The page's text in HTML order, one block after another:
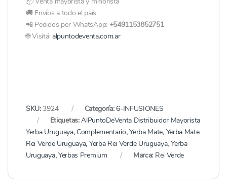
🚚 Envíos a todo el país
📲 Pedidos por WhatsApp: +5491153852751
🌐 Visitá: alpuntodeventa.com.ar
SKU: 3924 Categoría:6-INFUSIONES
Etiquetas:AlPuntoDeVenta Distribuidor Mayorista
Yerba Uruguaya, Complementario,Yerba Mate, Yerba Mate
Rei Verde Uruguaya, Yerba Rei Verde Uruguaya, Yerba
Uruguaya,Yerbas Premium Marca: Rei Verde